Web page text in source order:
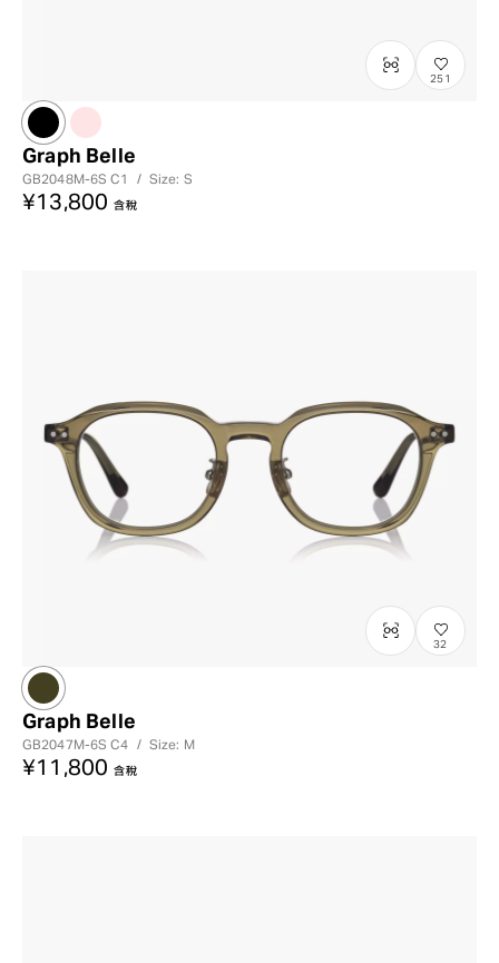
251
Graph Belle
GB2048M-6SC1 / Size: S
¥13,800 含稅
32
Graph Belle
GB2047M-6SC4 / Size: M
¥11,800 含稅